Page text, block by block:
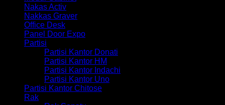
Nakas Activ
Nakkas Graver
Office Desk
Panel Door Expo
Partisi
Partisi Kantor Donati
Partisi Kantor HM
Partisi Kantor Indachi
Partisi Kantor Uno
Partisi Kantor Chitose
Rak